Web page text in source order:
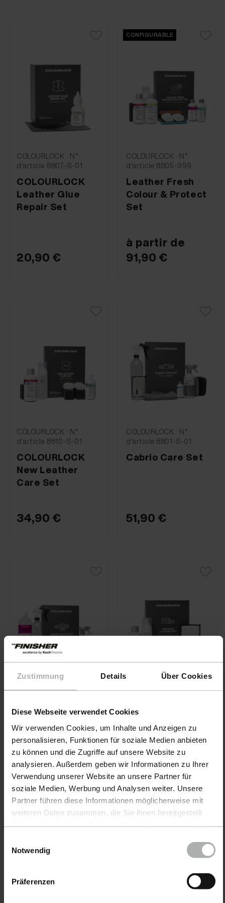
Zustimmung Details Über Cookies
Diese Webseite verwendet Cookies
Wir verwenden Cookies, um Inhalte und Anzeigen zu
personalisieren, Funktionen für soziale Medien anbieten
zu können und die Zugriffe auf unsere Website zu
analysieren. Außerdem geben wir Informationen zu Ihrer
Verwendung unserer Website an unsere Partner für
soziale Medien, Werbung und Analysen weiter. Unsere
Partner führen diese Informationen möglicherweise mit
weiteren Daten zusammen, die Sie ihnen bereitgestellt
Einstellungen zu den Cookies finden Sie unter
Notwendig
Präferenzen
COLOURLOCK · N°
d'article 8807-S-01
COLOURLOCK
Leather Glue
Repair Set
20,90 €
CONFIGURABLE
COLOURLOCK · N°
d'article 8805-999
Leather Fresh
Colour & Protect
Set
à partir de
91,90 €
COLOURLOCK · N°
d'article 8810-S-01
COLOURLOCK
New Leather
Care Set
34,90 €
COLOURLOCK · N°
d'article 8801-S-01
Cabrio Care Set
51,90 €
COLOURLOCK · N°
Cabrio Colour
Set
160,90 €
COLOURLOCK · N°
Sneaker Cleaner
Set
34,90 €
Kits complets Colourlock : la solution globale pour
Le cuir utilisé dans les véhicules, sur les meubles ou dans
les vêtements est un produit naturel précieux qui souffre
de l'utilisation régulière et des influences extérieures